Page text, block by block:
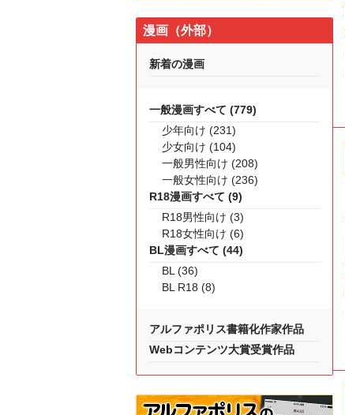
漫画（外部）
新着の漫画
一般漫画すべて (779)
少年向け (231)
少女向け (104)
一般男性向け (208)
一般女性向け (236)
R18漫画すべて (9)
R18男性向け (3)
R18女性向け (6)
BL漫画すべて (44)
BL (36)
BL R18 (8)
アルファポリス書籍化作家作品
Webコンテンツ大賞受賞作品